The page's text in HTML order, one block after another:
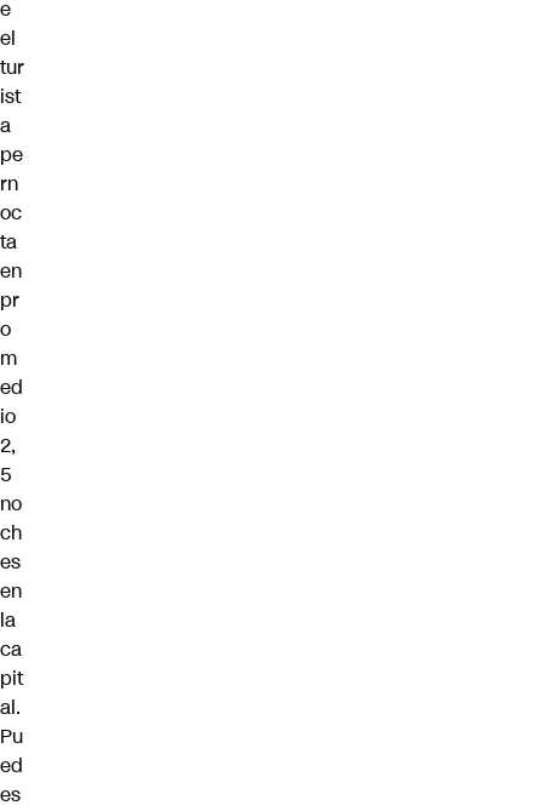
e
el
tur
ist
a
pe
rn
oc
ta
en
pr
o
m
ed
io
2,
5
no
ch
es
en
la
ca
pit
al.
Pu
ed
es